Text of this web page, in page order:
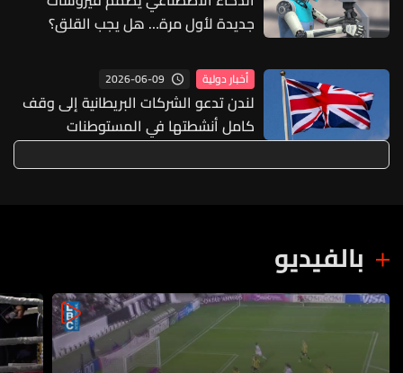
جديدة لأول مرة… هل يجب القلق؟
أخبار دولية 2026-06-09
لندن تدعو الشركات البريطانية إلى وقف
كامل أنشطتها في المستوطنات
الإسرائيلية بالضفة الغربية المحتلة
بالفيديو